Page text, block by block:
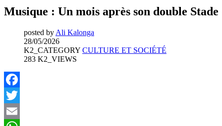
Musique : Un mois après son double
posted by Ali Kalonga
28/05/2026
K2_CATEGORY CULTURE ET SOCIÉTÉ
283 K2_VIEWS
Facebook
Twitter